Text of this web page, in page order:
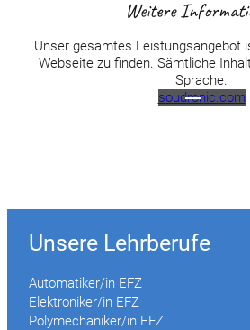
Weitere
Unser gesamtes Leistungsangebot
Webseite zu finden. Sämtliche
Sprache.
soudronic.com
Unsere Lehrberufe
Automatiker/in EFZ
Elektroniker/in EFZ
Polymechaniker/in EFZ